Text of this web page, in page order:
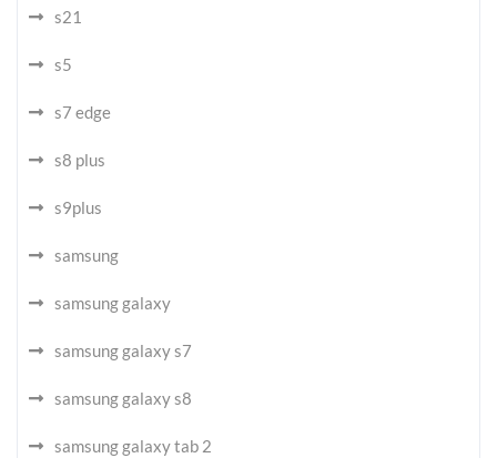
s21
s5
s7 edge
s8 plus
s9plus
samsung
samsung galaxy
samsung galaxy s7
samsung galaxy s8
samsung galaxy tab 2